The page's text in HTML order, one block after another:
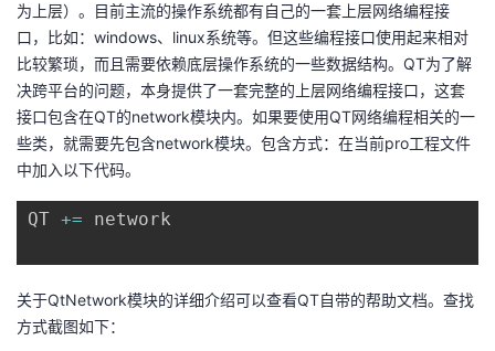
坛
圈
子
的
直
播
我
的
活
动
我
的
关
注
的
课
程
我
的
认
证
我
的
实
验
我
的
收
技
术
支
持
的
云
声
建
议
为上层）。目前主流的操作系统都有自己的一套上层网络编程接
口，比如：windows、linux系统等。但这些编程接口使用起来相对
比较繁琐，而且需要依赖底层操作系统的一些数据结构。QT为了解
决跨平台的问题，本身提供了一套完整的上层网络编程接口，这套
接口包含在QT的network模块内。如果要使用QT网络编程相关的一
些类，就需要先包含network模块。包含方式：在当前pro工程文件
中加入以下代码。
QT += network
关于QtNetwork模块的详细介绍可以查看QT自带的帮助文档。查找
方式截图如下：